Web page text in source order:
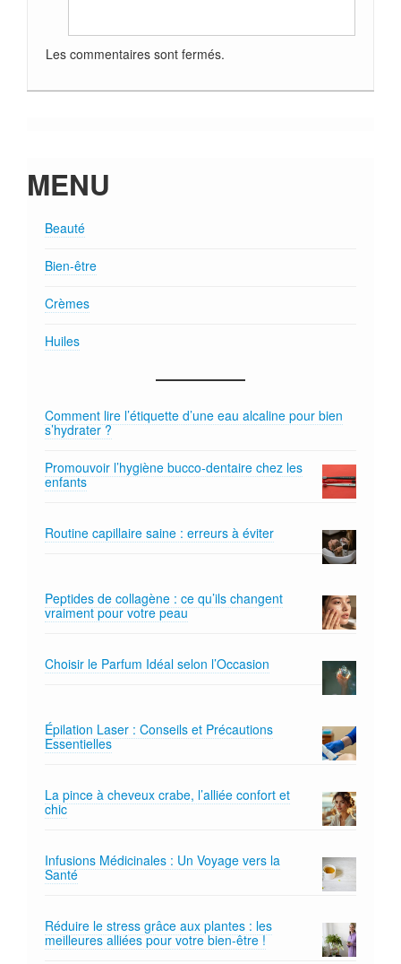
Les commentaires sont fermés.
MENU
Beauté
Bien-être
Crèmes
Huiles
Comment lire l’étiquette d’une eau alcaline pour bien
s’hydrater ?
Promouvoir l’hygiène bucco-dentaire chez les
enfants
Routine capillaire saine : erreurs à éviter
Peptides de collagène : ce qu’ils changent
vraiment pour votre peau
Choisir le Parfum Idéal selon l’Occasion
Épilation Laser : Conseils et Précautions
Essentielles
La pince à cheveux crabe, l’alliée confort et
chic
Infusions Médicinales : Un Voyage vers la
Santé
Réduire le stress grâce aux plantes : les
meilleures alliées pour votre bien-être !